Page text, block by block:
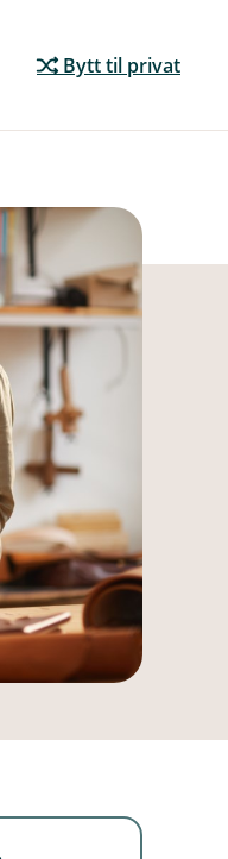
Bytt til privat